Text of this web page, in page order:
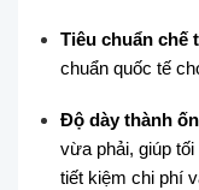
Tiêu chuẩn chế
chuẩn quốc tế
Độ dày thành
vừa phải, giúp
tiết kiệm chi phí